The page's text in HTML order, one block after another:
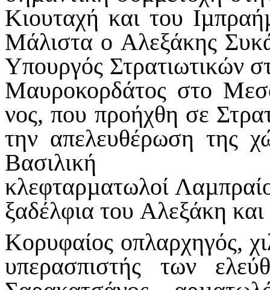
Κιουταχή και του
Μάλιστα ο Αλεξάκης
Υπουργός Στρατιωτικών
Μαυροκορδάτος στο
νος, που προήχθη σε
την απελευθέρωση της
Βασιλική
κλεφταρµατωλοί
ξαδέλφια του Αλεξάκη
Κορυφαίος οπλαρχηγός,
υπερασπιστής των